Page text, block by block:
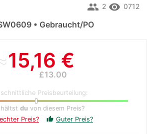
15,16 €
£13.00
Preisbeurteilung:
du von diesem Preis?
Preis? thumb_up Guter Preis?
remove_red_eye 0712
people 2
• Gebraucht/PO